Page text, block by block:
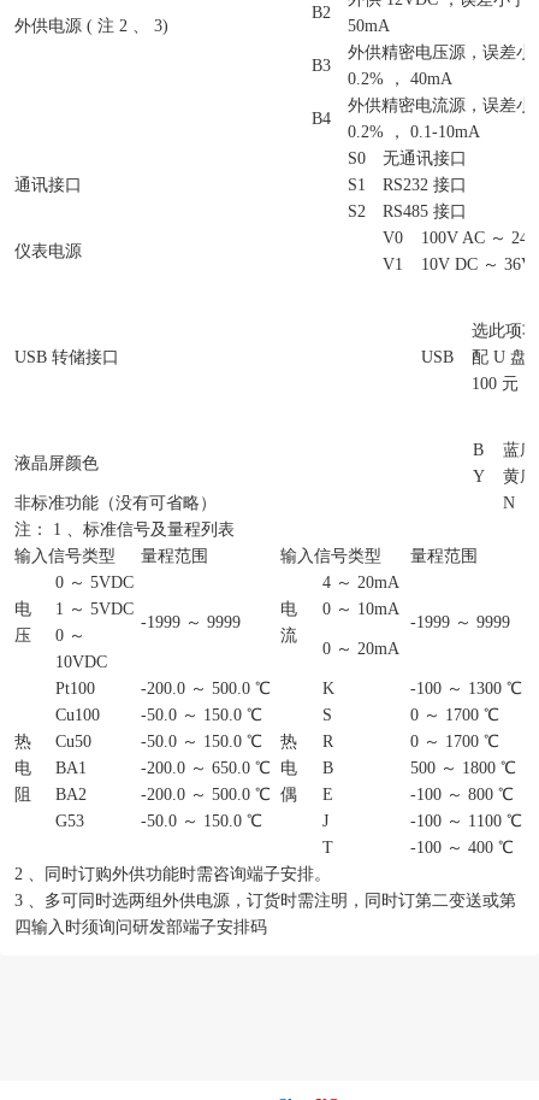
外供电源 ( 注 2 、 3)
B2
50mA
B3
外供精密电压源，误差小
0.2% ， 40mA
B4
外供精密电流源，误差小
0.2% ， 0.1-10mA
通讯接口
S0
无通讯接口
S1
RS232 接口
S2
RS485 接口
仪表电源
V0
100V AC ～
V1
10V DC ～ 36V
USB 转储接口 USB
选此项
配 U 盘
100 元
液晶屏颜色
B
蓝
Y
黄
非标准功能（没有可省略）
N
注： 1 、标准信号及量程列表
输入信号类型
量程范围 输入信号类型 量程范围
电
压
0 ～ 5VDC
-1999 ～ 9999
电
流
4 ～ 20mA
-1999 ～ 9999
1 ～ 5VDC
0 ～ 10mA
0 ～
10VDC
0 ～ 20mA
热
电
阻
Pt100 -200.0 ～ 500.0 ℃
热
电
偶
K
-100 ～ 1300 ℃
Cu100
-50.0 ～ 150.0 ℃ S
0 ～ 1700 ℃
Cu50
-50.0 ～ 150.0 ℃ R
0 ～ 1700 ℃
BA1
-200.0 ～ 650.0 ℃ B
500 ～ 1800 ℃
BA2
-200.0 ～ 500.0 ℃ E
-100 ～ 800 ℃
G53
-50.0 ～ 150.0 ℃ J
-100 ～ 1100 ℃
T
-100 ～ 400 ℃
2 、同时订购外供功能时需咨询端子安排。
3 、多可同时选两组外供电源，订货时需注明，同时订第二变送或第
四输入时须询问研发部端子安排码